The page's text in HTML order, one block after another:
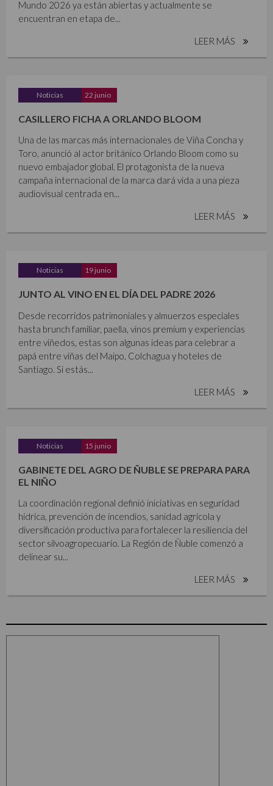
Mundo 2026 ya están abiertas y actualmente se
encuentran en etapa de...
LEER MÁS
Noticias 22 junio
CASILLERO FICHA A ORLANDO BLOOM
Una de las marcas más internacionales de Viña Concha y
Toro, anunció al actor británico Orlando Bloom como su
nuevo embajador global. El protagonista de la nueva
campaña internacional de la marca dará vida a una pieza
audiovisual centrada en...
LEER MÁS
Noticias 19 junio
JUNTO AL VINO EN EL DÍA DEL PADRE 2026
Desde recorridos patrimoniales y almuerzos especiales
hasta brunch familiar, paella, vinos premium y experiencias
entre viñedos, estas son algunas ideas para celebrar a
papá entre viñas del Maipo, Colchagua y hoteles de
Santiago. Si estás...
LEER MÁS
Noticias 15 junio
GABINETE DEL AGRO DE ÑUBLE SE PREPARA PARA
EL NIÑO
La coordinación regional definió iniciativas en seguridad
hídrica, prevención de incendios, sanidad agrícola y
diversificación productiva para fortalecer la resiliencia del
sector silvoagropecuario. La Región de Ñuble comenzó a
delinear su...
LEER MÁS